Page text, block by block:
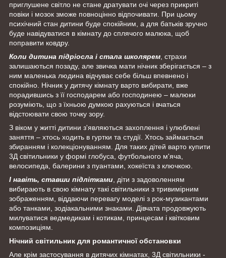
приглушене світло не стане дратувати очі через прикриті
повіки і мозок зможе повноцінно відпочивати. При цьому
психічний стан дитини буде спокійним, а для батьків зручно
буде навідуватися в кімнату до сплячого малюка, щоб
поправити ковдру.
Коли дитина підріосла і стала школярем , страхи
залишаються позаду, але звичка мати нічник зберігається – з
ним маленька людина відчуває себе більш впевнено і
спокійно. Нічник у дитячу кімнату варто вибирати, вже
порадившись з її господарем або господинею – малюки
розуміють, що з їхньою думкою рахуються і вчаться
відстоювати свою точку зору.
З віком у житті дитини з'являються захоплення і улюблені
заняття – хтось ходить в гуртки та студії. Хтось займається
збиранням і колекціонуванням. Для таких дітей варто купити
3Д світильники у формі глобуса, футбольного м'яча,
велосипеда, балерини з пуантами, хокеїста з ключкою.
І навіть, ставши підлітками , діти з задоволенням
вибирають в свою кімнату такі світильники з тривимірним
зображенням, віддаючи перевагу моделі з рок-музикантами
або танками, зодіакальними знаками. Дівчата продовжують
милуватися ведмедикам і котикам, принцесам і квітковим
композиціям.
Нічний світильник для романтичної обстановки
Але крім застосування в дитячих кімнатах, 3Д світильники -